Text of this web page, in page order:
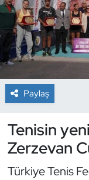
Paylaş
Tenisin
Zerzevan
Türkiye Tenis
Cimnastik
Curling
Dağcılık
Dövüş
E-Spor